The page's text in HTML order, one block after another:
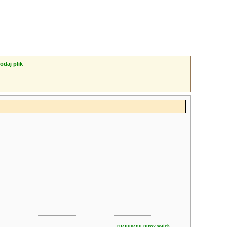
plik
rozpocznij nowy wątek